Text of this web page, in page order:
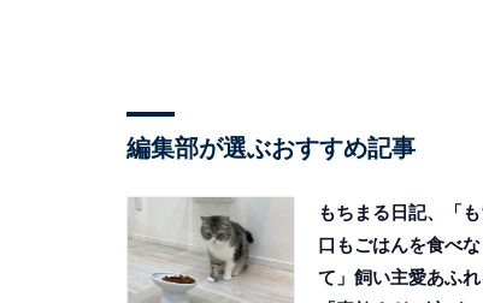
編集部が選ぶおすすめ記事
もちまる日記、「
口もごはんを食べ
て」飼い主愛あふ